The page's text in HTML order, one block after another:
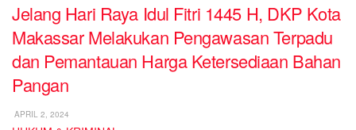
Jelang Hari Raya Idul Fitri 1445 H, DKP Kota
Makassar Melakukan Pengawasan Terpadu
dan Pemantauan Harga Ketersediaan Bahan
Pangan
APRIL 2, 2024